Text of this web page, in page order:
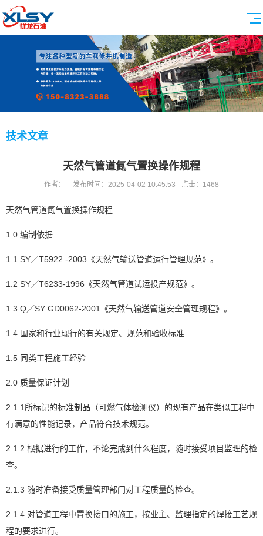
技术文章
天然气管道氮气置换操作规程
作者： 发布时间：2025-04-02 10:45:53 点击：1468
天然气管道氮气置换操作规程
1.0 编制依据
1.1 SY／T5922 -2003《天然气输送管道运行管理规范》。
1.2 SY／T6233-1996《天然气管道试运投产规范》。
1.3 Q／SY GD0062-2001《天然气输送管道安全管理规程》。
1.4 国家和行业现行的有关规定、规范和验收标准
1.5 同类工程施工经验
2.0 质量保证计划
2.1.1所标记的标准制品（可燃气体检测仪）的现有产品在类似工程中
有满意的性能记录，产品符合技术规范。
2.1.2 根据进行的工作，不论完成到什么程度，随时接受项目监理的检
查。
2.1.3 随时准备接受质量管理部门对工程质量的检查。
2.1.4 对管道工程中置换接口的施工，按业主、监理指定的焊接工艺规
程的要求进行。